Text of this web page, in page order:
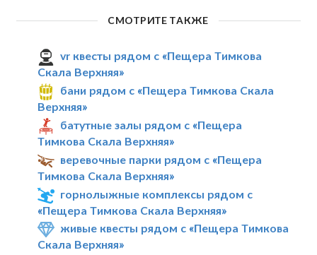
СМОТРИТЕ ТАКЖЕ
vr квесты рядом с «Пещера Тимкова
Скала Верхняя»
бани рядом с «Пещера Тимкова Скала
Верхняя»
батутные залы рядом с «Пещера
Тимкова Скала Верхняя»
веревочные парки рядом с «Пещера
Тимкова Скала Верхняя»
горнолыжные комплексы рядом с
«Пещера Тимкова Скала Верхняя»
живые квесты рядом с «Пещера Тимкова
Скала Верхняя»